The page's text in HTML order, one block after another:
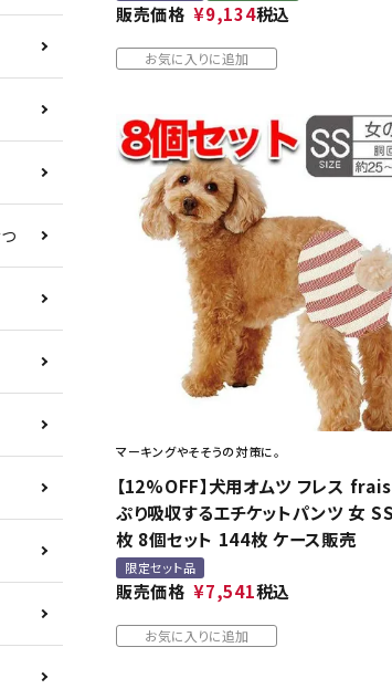
販売価格 ¥9,134税込
お気に入りに追加
マーキングやそそうの対策に。
【12%OFF】犬用オムツ フレス
ぷり吸収するエチケットパンツ 女
枚 8個セット 144枚 ケース販売
限定セット品
販売価格 ¥7,541税込
お気に入りに追加